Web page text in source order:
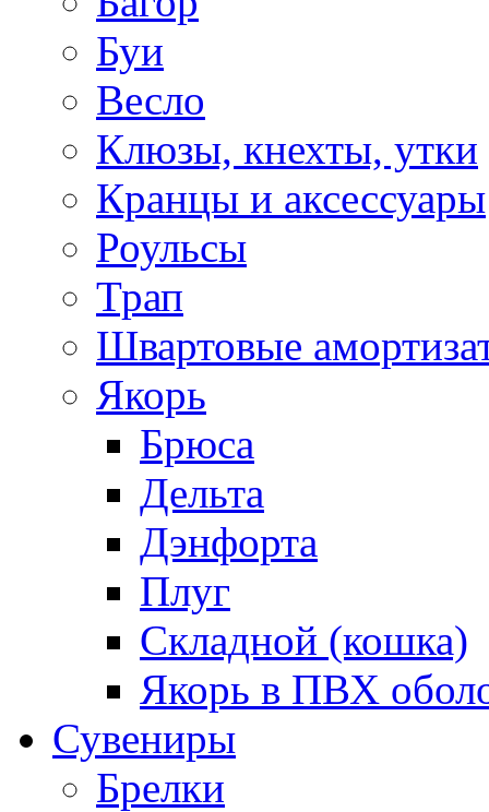
Буи
Весло
Клюзы, кнехты, утки
Кранцы и аксессуары
Роульсы
Трап
Швартовые
Якорь
Брюса
Дельта
Дэнфорта
Плуг
Складной (кошка)
Якорь в ПВХ
Сувениры
Брелки